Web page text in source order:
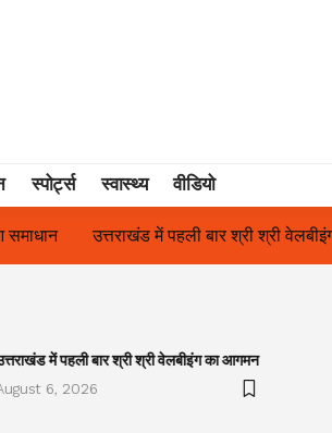
स्पोर्ट्स स्वास्थ्य वीडियो
में पहली बार श्री श्री वेलबीइंग का आगमन
में पहली बार श्री श्री वेलबीइंग का आगमन
6, 2026